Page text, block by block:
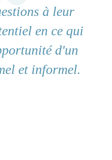
à leur
en ce qui
d'un
et informel.